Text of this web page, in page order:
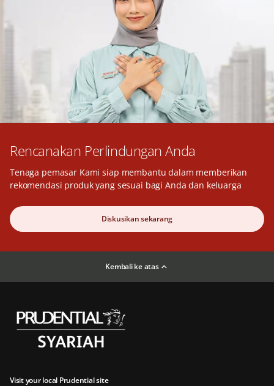
Rencanakan Perlindungan Anda
Tenaga pemasar Kami siap membantu dalam memberikan
rekomendasi produk yang sesuai bagi Anda dan keluarga
Diskusikan sekarang
Kembali ke atas
Visit your local Prudential site